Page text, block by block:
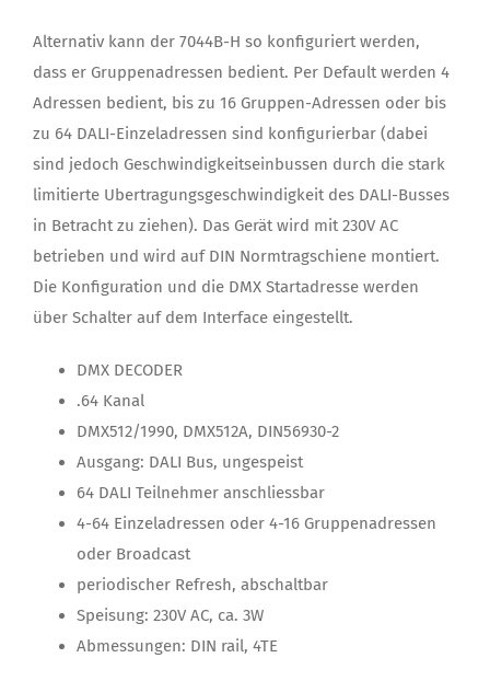
Alternativ kann der 7044B-H so konfiguriert werden,
dass er Gruppenadressen bedient. Per Default werden 4
Adressen bedient, bis zu 16 Gruppen-Adressen oder bis
zu 64 DALI-Einzeladressen sind konfigurierbar (dabei
sind jedoch Geschwindigkeitseinbussen durch die stark
limitierte Ubertragungsgeschwindigkeit des DALI-Busses
in Betracht zu ziehen). Das Gerät wird mit 230V AC
betrieben und wird auf DIN Normtragschiene montiert.
Die Konfiguration und die DMX Startadresse werden
über Schalter auf dem Interface eingestellt.
DMX DECODER
.64 Kanal
DMX512/1990, DMX512A, DIN56930-2
Ausgang: DALI Bus, ungespeist
64 DALI Teilnehmer anschliessbar
4-64 Einzeladressen oder 4-16 Gruppenadressen
oder Broadcast
periodischer Refresh, abschaltbar
Speisung: 230V AC, ca. 3W
Abmessungen: DIN rail, 4TE